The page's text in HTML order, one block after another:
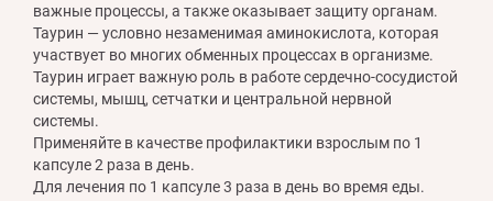
важные процессы, а также оказывает защиту органам.
Таурин — условно незаменимая аминокислота, которая
участвует во многих обменных процессах в организме.
Таурин играет важную роль в работе сердечно-сосудистой
системы, мышц, сетчатки и центральной нервной
системы.
Применяйте в качестве профилактики взрослым по 1
капсуле 2 раза в день.
Для лечения по 1 капсуле 3 раза в день во время еды.